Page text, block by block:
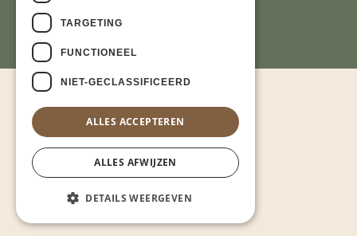
TARGETING
FUNCTIONEEL
NIET-GECLASSIFICEERD
ALLES ACCEPTEREN
ALLES AFWIJZEN
DETAILS WEERGEVEN